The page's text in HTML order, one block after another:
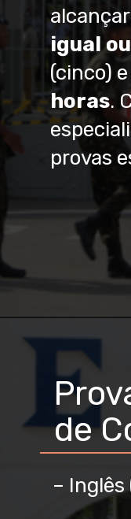
alcançar
igual
(cinco)
horas.
provas
– Inglês
de